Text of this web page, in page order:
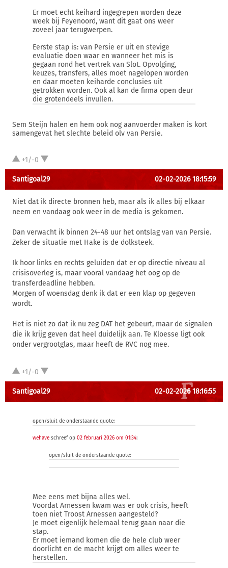
Er moet echt keihard ingegrepen worden deze
week bij Feyenoord, want dit gaat ons weer
zoveel jaar terugwerpen.
Eerste stap is: van Persie er uit en stevige
evaluatie doen waar en wanneer het mis is
gegaan rond het vertrek van Slot. Opvolging,
keuzes, transfers, alles moet nagelopen worden
en daar moeten keiharde conclusies uit
getrokken worden. Ook al kan de firma open deur
die grotendeels invullen.
Sem Steijn halen en hem ook nog aanvoerder maken is kort
samengevat het slechte beleid olv van Persie.
+1/-0
Santigoal29 02-02-2026 18:15:59
Niet dat ik directe bronnen heb, maar als ik alles bij elkaar
neem en vandaag ook weer in de media is gekomen.
Dan verwacht ik binnen 24-48 uur het ontslag van van Persie.
Zeker de situatie met Hake is de dolksteek.
Ik hoor links en rechts geluiden dat er op directie niveau al
crisisoverleg is, maar vooral vandaag het oog op de
transferdeadline hebben.
Morgen of woensdag denk ik dat er een klap op gegeven
wordt.
Het is niet zo dat ik nu zeg DAT het gebeurt, maar de signalen
die ik krijg geven dat heel duidelijk aan. Te Kloesse ligt ook
onder vergrootglas, maar heeft de RVC nog mee.
+1/-0
Santigoal29 02-02-2026 18:16:55
open/sluit de onderstaande quote:
wehave schreef op 02 februari 2026 om 01:34:
open/sluit de onderstaande quote:
Mee eens met bijna alles wel.
Voordat Arnessen kwam was er ook crisis, heeft
toen niet Troost Arnessen aangesteld?
Je moet eigenlijk helemaal terug gaan naar die
stap.
Er moet iemand komen die de hele club weer
doorlicht en de macht krijgt om alles weer te
herstellen.